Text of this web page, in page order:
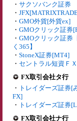
・ サクソバンク証券
・
・ GMO外貨[外貨ex]
・ GMOクリック証券
・ GMOクリック証券
く365】
・ StoneX証券[MT4]
・ セントラル短資ＦＸ
FX取引会社タ行
・ トレイダーズ証券[
FX]
・ トレイダーズ証券
FX取引会社ナ行